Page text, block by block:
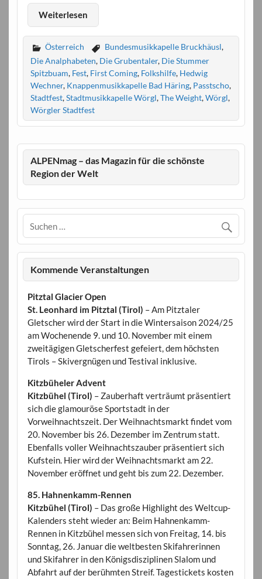
Weiterlesen
Österreich Bundesmusikkapelle Bruckhäusl,
Die Analphabeten, Die Grubentaler, Die Stummer
Spitzbuam, Fest, First Coming, Folkshilfe, Hedwig
Wechner, Knappenmusikkapelle Bad Häring, Passtscho,
Stadtfest,Stadtmusikkapelle Wörgl,The Weight,Wörgl,
Wörgler Stadtfest
ALPENmag – das Magazin für die schönste
Region der Welt
Kommende Veranstaltungen
Pitztal Glacier Open
St. Leonhard im Pitztal (Tirol) – Am Pitztaler
Gletscher wird der Start in die Wintersaison 2024/25
am Wochenende 9. und 10. November mit einem
zweitägigen Gletscherfest gefeiert, dem höchsten
Tirols – Skivergnügen und Testival inklusive.
Kitzbüheler Advent
Kitzbühel (Tirol) – Zauberhaft verträumt präsentiert
sich die glamouröse Sportstadt in der
Vorweihnachtszeit. Der Weihnachtsmarkt findet vom
20. November bis 26. Dezember im Zentrum statt.
Ebenfalls voller Weihnachtszauber präsentiert sich
Kufstein. Hier wird der Weihnachtsmarkt am 22.
November eröffnet und geht bis zum 22. Dezember.
85. Hahnenkamm-Rennen
Kitzbühel (Tirol) – Das große Highlight des Weltcup-
Kalenders steht wieder an: Beim Hahnenkamm-
Rennen in Kitzbühel messen sich von Freitag, 14. bis
Sonntag, 26. Januar die weltbesten Skifahrerinnen
und Skifahrer in den Königsdisziplinen Slalom und
Abfahrt auf der berühmten Streif. Tagestickets kosten